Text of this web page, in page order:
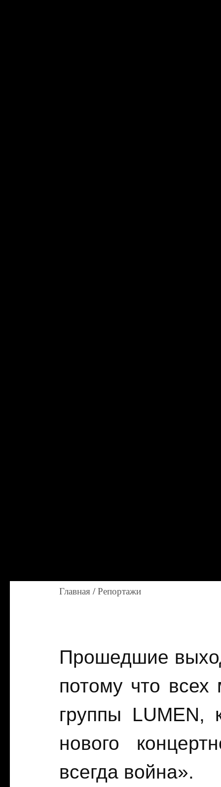
Главная /Репортажи
Прошедшие
потому что всех
группы LUMEN,
нового
всегда война».